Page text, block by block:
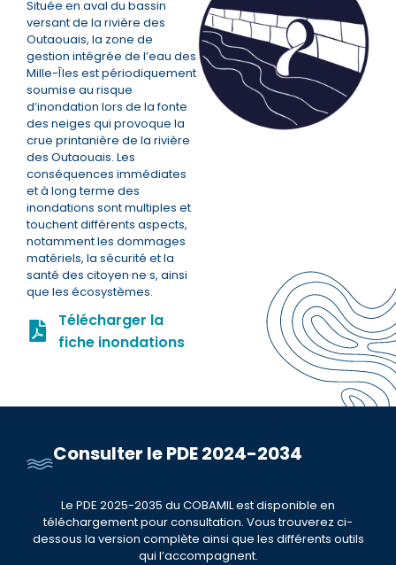
Située en aval du bassin
versant de la rivière des
Outaouais, la zone de
gestion intégrée de l’eau des
Mille-Îles est périodiquement
soumise au risque
d’inondation lors de la fonte
des neiges qui provoque la
crue printanière de la rivière
des Outaouais. Les
conséquences immédiates
et à long terme des
inondations sont multiples et
touchent différents aspects,
notamment les dommages
matériels, la sécurité et la
santé des citoyen·ne·s, ainsi
que les écosystèmes.
Télécharger la
fiche inondations
Consulter le PDE 2024-2034
Le PDE 2025-2035 du COBAMIL est disponible en
téléchargement pour consultation. Vous trouverez ci-
dessous la version complète ainsi que les différents outils
qui l’accompagnent.